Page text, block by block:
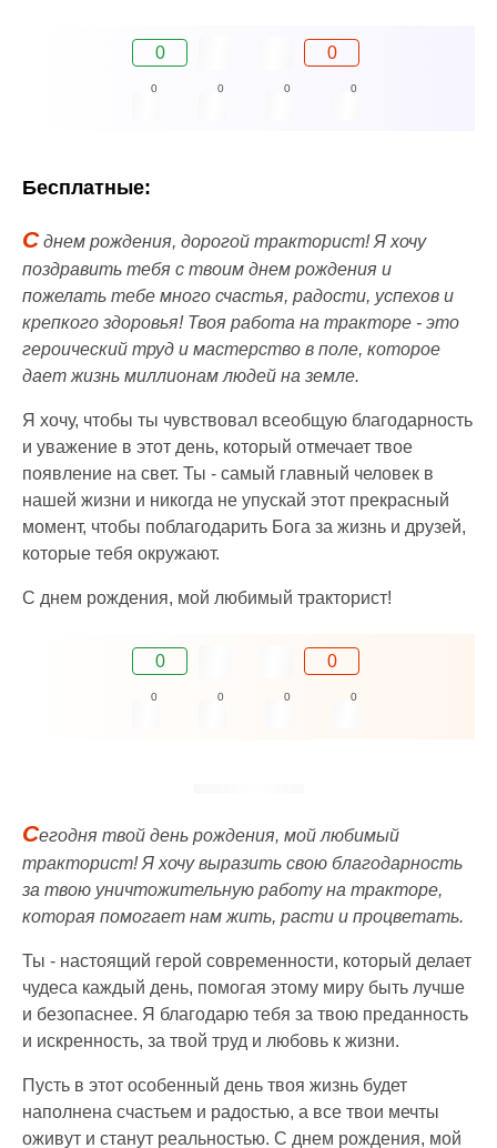
0 0
0 0 0 0
Бесплатные:
Сднем рождения, дорогой тракторист! Я хочу
поздравить тебя с твоим днем рождения и
пожелать тебе много счастья, радости, успехов и
крепкого здоровья! Твоя работа на тракторе - это
героический труд и мастерство в поле, которое
дает жизнь миллионам людей на земле.
Я хочу, чтобы ты чувствовал всеобщую благодарность
и уважение в этот день, который отмечает твое
появление на свет. Ты - самый главный человек в
нашей жизни и никогда не упускай этот прекрасный
момент, чтобы поблагодарить Бога за жизнь и друзей,
которые тебя окружают.
С днем рождения, мой любимый тракторист!
0 0
0 0 0 0
Сегодня твой день рождения, мой любимый
тракторист! Я хочу выразить свою благодарность
за твою уничтожительную работу на тракторе,
которая помогает нам жить, расти и процветать.
Ты - настоящий герой современности, который делает
чудеса каждый день, помогая этому миру быть лучше
и безопаснее. Я благодарю тебя за твою преданность
и искренность, за твой труд и любовь к жизни.
Пусть в этот особенный день твоя жизнь будет
наполнена счастьем и радостью, а все твои мечты
оживут и станут реальностью. С днем рождения, мой